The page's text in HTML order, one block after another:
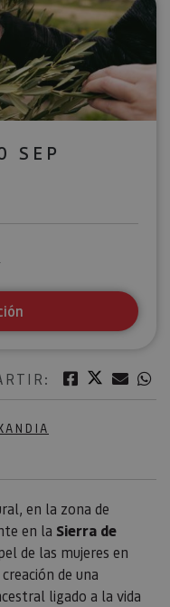
Facebook
Twitter
en la zona de
en la Sierra de
de las mujeres en
de una
ligado a la vida
SEP